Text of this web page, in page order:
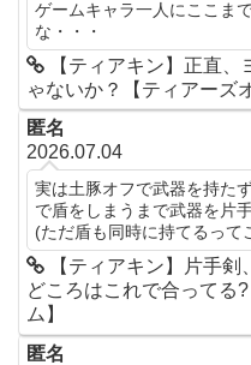
ゲームキャラ一人にここま
な・・・
【ティアキン】正直
ゃないか？【ティアーズ
匿名
2026.07.04
実は土豚オフで武器を持た
で盾をしまうまで武器を片
(ただ盾も同時に持てるって
【ティアキン】片手
どころはこれで合ってる
ム】
匿名